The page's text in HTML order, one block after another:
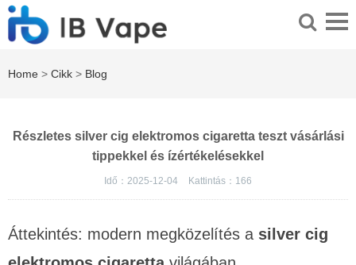
Home > Cikk > Blog
Részletes silver cig elektromos cigaretta teszt vásárlási
tippekkel és ízértékelésekkel
Idő：2025-12-04 Kattintás： 166
Áttekintés: modern megközelítés a silver cig